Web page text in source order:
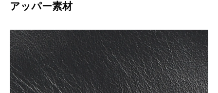
アッパー素材